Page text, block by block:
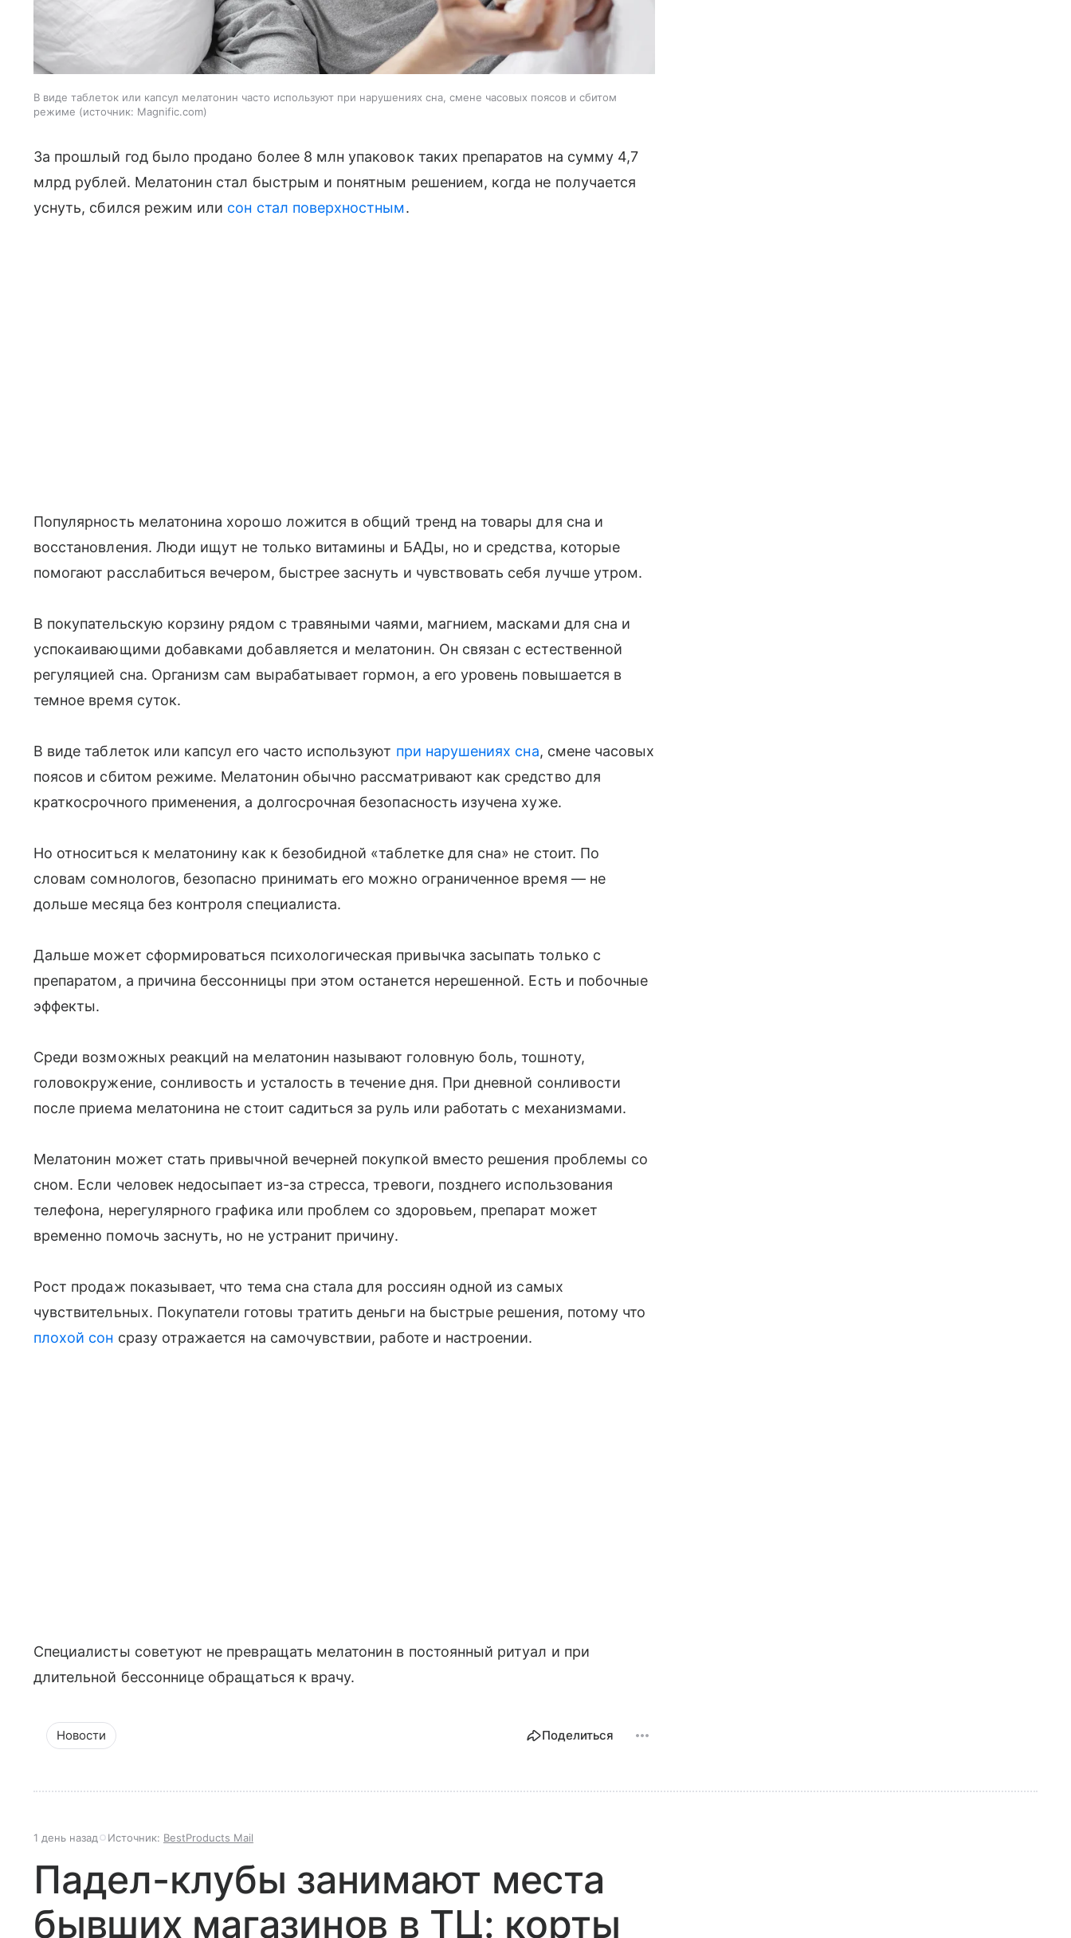
В виде таблеток или капсул мелатонин часто используют при нарушениях сна, смене часовых поясов и сбитом
режиме
источник: Magnific.com
За прошлый год было продано более 8 млн упаковок таких препаратов на сумму 4,7
млрд рублей. Мелатонин стал быстрым и понятным решением, когда не получается
уснуть, сбился режим или сон стал поверхностным.
Популярность мелатонина хорошо ложится в общий тренд на товары для сна и
восстановления. Люди ищут не только витамины и БАДы, но и средства, которые
помогают расслабиться вечером, быстрее заснуть и чувствовать себя лучше утром.
В покупательскую корзину рядом с травяными чаями, магнием, масками для сна и
успокаивающими добавками добавляется и мелатонин. Он связан с естественной
регуляцией сна. Организм сам вырабатывает гормон, а его уровень повышается в
темное время суток.
В виде таблеток или капсул его часто используют при нарушениях сна, смене часовых
поясов и сбитом режиме. Мелатонин обычно рассматривают как средство для
краткосрочного применения, а долгосрочная безопасность изучена хуже.
Но относиться к мелатонину как к безобидной «таблетке для сна» не стоит. По
словам сомнологов, безопасно принимать его можно ограниченное время — не
дольше месяца без контроля специалиста.
Дальше может сформироваться психологическая привычка засыпать только с
препаратом, а причина бессонницы при этом останется нерешенной. Есть и побочные
эффекты.
Среди возможных реакций на мелатонин называют головную боль, тошноту,
головокружение, сонливость и усталость в течение дня. При дневной сонливости
после приема мелатонина не стоит садиться за руль или работать с механизмами.
Мелатонин может стать привычной вечерней покупкой вместо решения проблемы со
сном. Если человек недосыпает из-за стресса, тревоги, позднего использования
телефона, нерегулярного графика или проблем со здоровьем, препарат может
временно помочь заснуть, но не устранит причину.
Рост продаж показывает, что тема сна стала для россиян одной из самых
чувствительных. Покупатели готовы тратить деньги на быстрые решения, потому что
плохой сон сразу отражается на самочувствии, работе и настроении.
Специалисты советуют не превращать мелатонин в постоянный ритуал и при
длительной бессоннице обращаться к врачу.
Новости Поделиться
1 день назад Источник: BestProducts Mail
Падел-клубы занимают места
бывших магазинов в ТЦ: корты